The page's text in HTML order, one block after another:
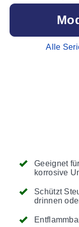
Geeignet
korrosive
Schützt
drinnen
Alle